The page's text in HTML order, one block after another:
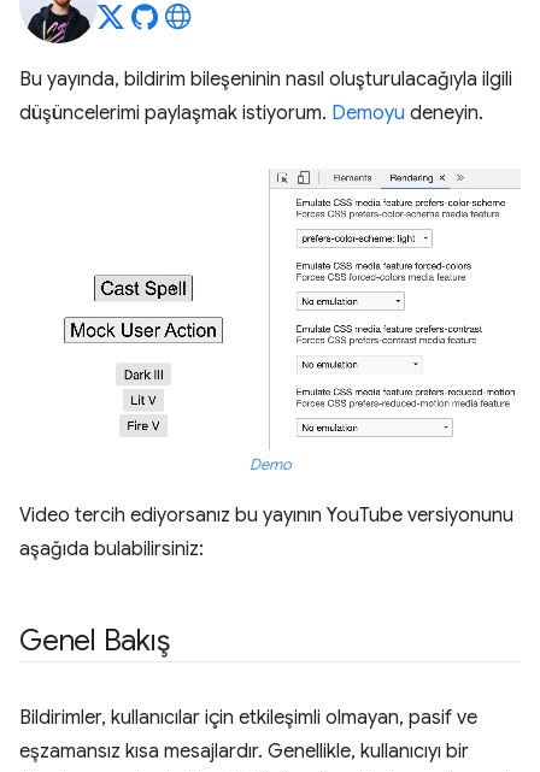
Bu yayında, bildirim bileşeninin nasıl oluşturulacağıyla ilgili
düşüncelerimi paylaşmak istiyorum. Demoyu deneyin.
Demo
Video tercih ediyorsanız bu yayının YouTube versiyonunu
aşağıda bulabilirsiniz:
Genel Bakış
Bildirimler, kullanıcılar için etkileşimli olmayan, pasif ve
eşzamansız kısa mesajlardır. Genellikle, kullanıcıyı bir